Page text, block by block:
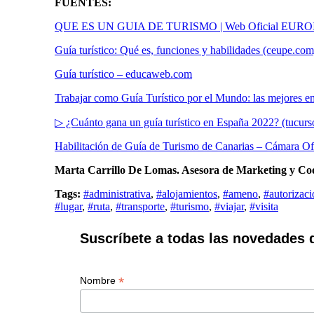
QUE ES UN GUIA DE TURISMO | Web Oficial
Guía turístico: Qué es, funciones y habilidades
Guía turístico – educaweb.com
Trabajar como Guía Turístico por el Mundo: las mejores
▷ ¿Cuánto gana un guía turístico en España 2022?
Habilitación de Guía de Turismo de Canarias – Cámara
Marta Carrillo De Lomas. Asesora de Marketing y
Tags: #administrativa, #alojamientos, #ameno,
#lugar, #ruta, #transporte, #turismo, #viajar, #visita
Suscríbete a todas las novedades
Nombre *